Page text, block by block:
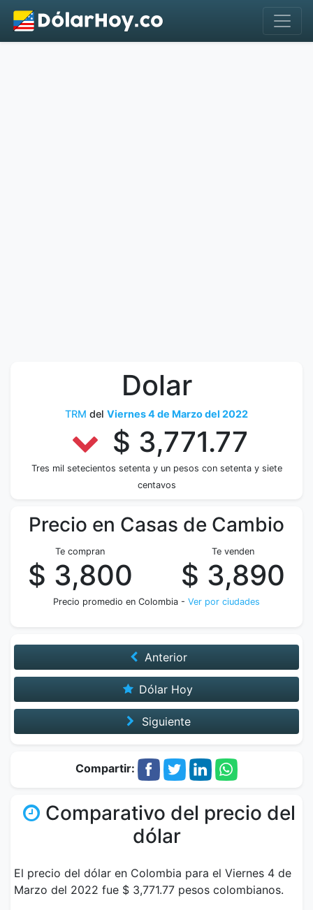
Dolar
TRM del Viernes 4 de Marzo del 2022
$ 3,771.77
Tres mil setecientos setenta y un pesos con setenta y siete
centavos
Precio en Casas de Cambio
Te compran
$ 3,800
Te venden
$ 3,890
Precio promedio en Colombia - Ver por ciudades
Anterior
Dólar Hoy
Siguiente
Compartir:
Comparativo del precio del
dólar
El precio del dólar en Colombia para el Viernes 4 de
Marzo del 2022 fue $ 3,771.77 pesos colombianos.